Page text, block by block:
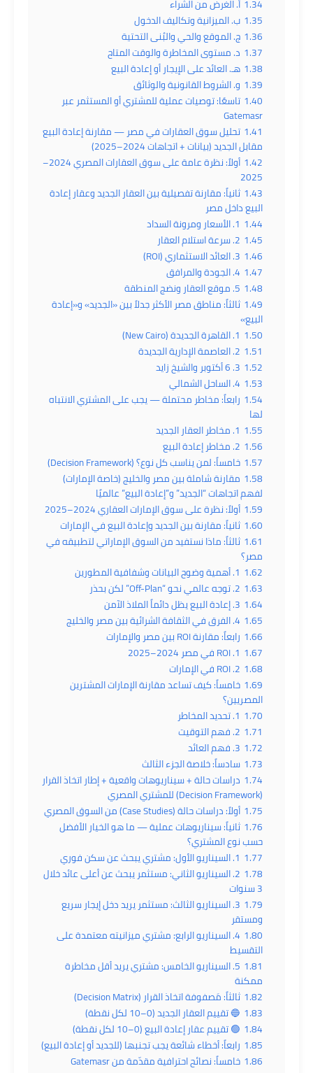
1.34 أ. الغرض من الشراء
1.35 ب. الميزانية وتكاليف الدخول
1.36 ج. الموقع والحي والبُنى التحتية
1.37 د. مستوى المخاطرة والوقت المتاح
1.38 هـ. العائد على الإيجار أو إعادة البيع
1.39 و. الشروط القانونية والوثائق
1.40 تاسعًا: توصيات عملية للمشتري أو المستثمر عبر
Gatemasr
1.41 تحليل سوق العقارات في مصر — مقارنة إعادة البيع
مقابل الجديد (بيانات + اتجاهات 2024–2025)
1.42
أولاً: نظرة عامة على سوق العقارات المصري 2024–
2025
1.43 ثانياً: مقارنة تفصيلية بين العقار الجديد وعقار إعادة
البيع داخل مصر
1.44 1. الأسعار ومرونة السداد
1.45 2. سرعة استلام العقار
1.46 3. العائد الاستثماري (ROI)
1.47 4. الجودة والمرافق
1.48 5. موقع العقار ونضج المنطقة
1.49 ثالثاً: مناطق مصر الأكثر جدلاً بين «الجديد» و«إعادة
البيع»
1.50 1. القاهرة الجديدة (New Cairo)
1.51 2. العاصمة الإدارية الجديدة
1.52 3. 6 أكتوبر والشيخ زايد
1.53 4. الساحل الشمالي
1.54 رابعاً: مخاطر محتملة — يجب على المشتري الانتباه
لها
1.55 1. مخاطر العقار الجديد
1.56 2. مخاطر إعادة البيع
1.57 خامساً: لمن يناسب كل نوع؟ (Decision Framework)
1.58 مقارنة شاملة بين مصر والخليج (خاصة الإمارات)
لفهم اتجاهات “الجديد” و”إعادة البيع” عالميًا
1.59 أولاً: نظرة على سوق الإمارات العقاري 2024–2025
1.60 ثانياً: مقارنة بين الجديد وإعادة البيع في الإمارات
1.61 ثالثاً: ماذا نستفيد من السوق الإماراتي لتطبيقه في
مصر؟
1.62 1. أهمية وضوح البيانات وشفافية المطورين
1.63 2. توجه عالمي نحو “Off-Plan” لكن بحذر
1.64 3. إعادة البيع يظل دائماً الملاذ الآمن
1.65 4. الفرق في الثقافة الشرائية بين مصر والخليج
1.66 رابعاً: مقارنة ROI بين مصر والإمارات
1.67 1. ROI في مصر 2024–2025
1.68 2. ROI في الإمارات
1.69 خامساً: كيف تساعد مقارنة الإمارات المشترين
المصريين؟
1.70 1. تحديد المخاطر
1.71 2. فهم التوقيت
1.72 3. فهم العائد
1.73 سادساً: خلاصة الجزء الثالث
1.74 دراسات حالة + سيناريوهات واقعية + إطار اتخاذ القرار
(Decision Framework) للمشتري المصري
1.75 أولاً: دراسات حالة (Case Studies) من السوق المصري
1.76 ثانياً: سيناريوهات عملية — ما هو الخيار الأفضل
حسب نوع المشتري؟
1.77 1. السيناريو الأول: مشتري يبحث عن سكن فوري
1.78 2. السيناريو الثاني: مستثمر يبحث عن أعلى عائد خلال
3 سنوات
1.79 3. السيناريو الثالث: مستثمر يريد دخل إيجار سريع
ومستقر
1.80 4. السيناريو الرابع: مشتري ميزانيته معتمدة على
التقسيط
1.81 5. السيناريو الخامس: مشتري يريد أقل مخاطرة
ممكنة
1.82 ثالثاً: مَصفوفة اتخاذ القرار (Decision Matrix)
1.83 🔵 تقييم العقار الجديد (0–10 لكل نقطة)
1.84 🟢 تقييم عقار إعادة البيع (0–10 لكل نقطة)
1.85 رابعاً: أخطاء شائعة يجب تجنبها (للجديد أو إعادة البيع)
1.86 خامساً: نصائح احترافية مقدّمة من Gatemasr